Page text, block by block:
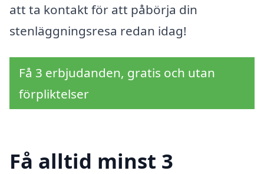
att ta kontakt för att påbörja din
stenläggningsresa redan idag!
Få 3 erbjudanden, gratis och utan
förpliktelser
Få alltid minst 3